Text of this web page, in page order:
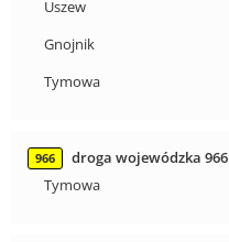
Uszew
Gnojnik
Tymowa
966
droga wojewódzka 966
Tymowa